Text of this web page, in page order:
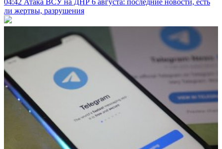
ли жертвы, разрушения